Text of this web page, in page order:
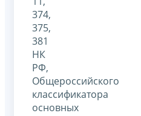
374,
375,
381
НК
РФ,
Общероссийского
классификатора
основных